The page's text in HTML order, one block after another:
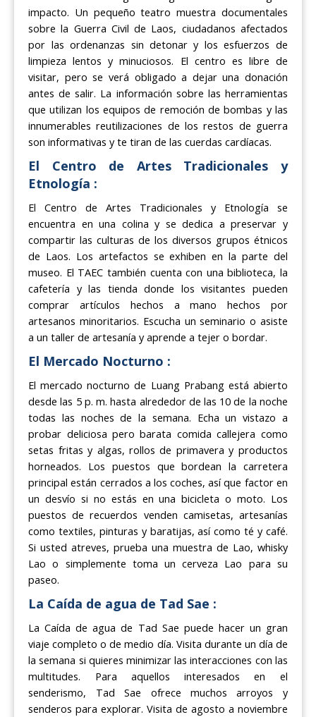
impacto. Un pequeño teatro muestra documentales
sobre la Guerra Civil de Laos, ciudadanos afectados
por las ordenanzas sin detonar y los esfuerzos de
limpieza lentos y minuciosos. El centro es libre de
visitar, pero se verá obligado a dejar una donación
antes de salir. La información sobre las herramientas
que utilizan los equipos de remoción de bombas y las
innumerables reutilizaciones de los restos de guerra
son informativas y te tiran de las cuerdas cardíacas.
El Centro de Artes Tradicionales y
Etnología :
El Centro de Artes Tradicionales y Etnología se
encuentra en una colina y se dedica a preservar y
compartir las culturas de los diversos grupos étnicos
de Laos. Los artefactos se exhiben en la parte del
museo. El TAEC también cuenta con una biblioteca, la
cafetería y las tienda donde los visitantes pueden
comprar artículos hechos a mano hechos por
artesanos minoritarios. Escucha un seminario o asiste
a un taller de artesanía y aprende a tejer o bordar.
El Mercado Nocturno :
El mercado nocturno de Luang Prabang está abierto
desde las 5 p. m. hasta alrededor de las 10 de la noche
todas las noches de la semana. Echa un vistazo a
probar deliciosa pero barata comida callejera como
setas fritas y algas, rollos de primavera y productos
horneados. Los puestos que bordean la carretera
principal están cerrados a los coches, así que factor en
un desvío si no estás en una bicicleta o moto. Los
puestos de recuerdos venden camisetas, artesanías
como textiles, pinturas y baratijas, así como té y café.
Si usted atreves, prueba una muestra de Lao, whisky
Lao o simplemente toma un cerveza Lao para su
paseo.
La Caída de agua de Tad Sae :
La Caída de agua de Tad Sae puede hacer un gran
viaje completo o de medio día. Visita durante un día de
la semana si quieres minimizar las interacciones con las
multitudes. Para aquellos interesados en el
senderismo, Tad Sae ofrece muchos arroyos y
senderos para explorar. Visita de agosto a noviembre